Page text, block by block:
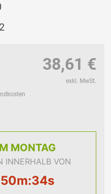
38,61 €
exkl. MwSt.
MONTAG
INNERHALB VON